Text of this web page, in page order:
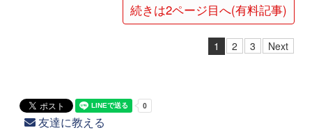
続きは2ページ目へ(有料記事)
1 2 3 Next
友達に教える